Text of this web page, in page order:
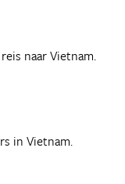
naar Vietnam.
in Vietnam.